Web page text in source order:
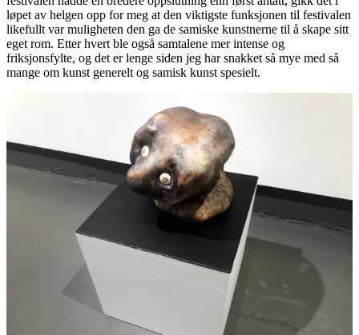
løpet av helgen opp for meg at den viktigste funksjonen til festivalen
likefullt var muligheten den ga de samiske kunstnerne til å skape sitt
eget rom. Etter hvert ble også samtalene mer intense og
friksjonsfylte, og det er lenge siden jeg har snakket så mye med så
mange om kunst generelt og samisk kunst spesielt.